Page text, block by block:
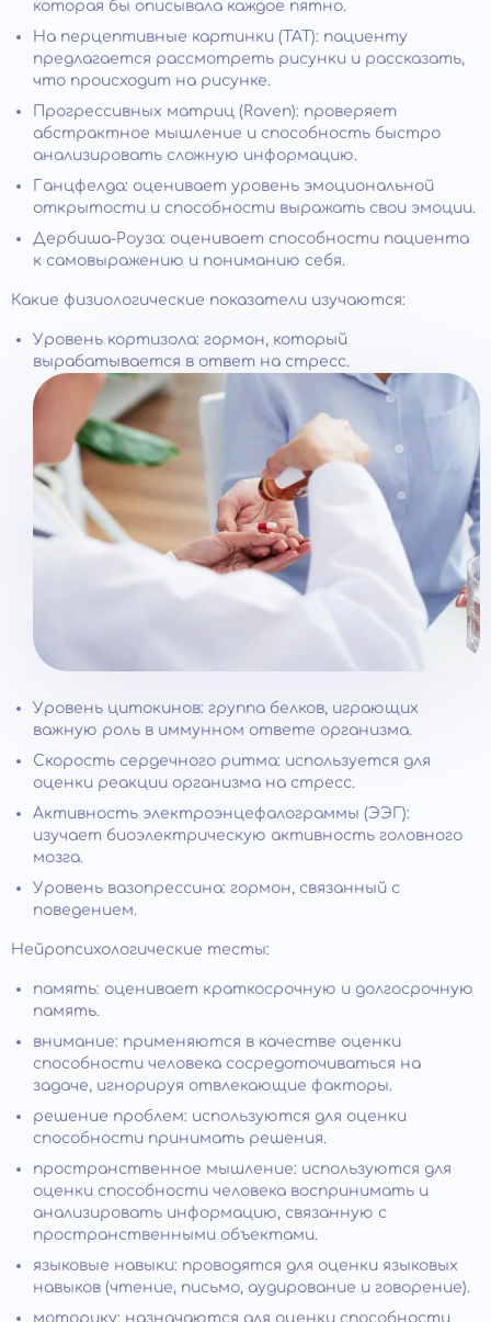
которая бы описывала каждое пятно.
На перцептивные картинки (TAT): пациенту
предлагается рассмотреть рисунки и рассказать,
что происходит на рисунке.
Прогрессивных матриц (Raven): проверяет
абстрактное мышление и способность быстро
анализировать сложную информацию.
Ганцфелда: оценивает уровень эмоциональной
открытости и способности выражать свои эмоции.
Дербиша-Роуза: оценивает способности пациента
к самовыражению и пониманию себя.
Какие физиологические показатели изучаются:
Уровень кортизола: гормон, который
вырабатывается в ответ на стресс.
Уровень цитокинов: группа белков, играющих
важную роль в иммунном ответе организма.
Скорость сердечного ритма: используется для
оценки реакции организма на стресс.
Активность электроэнцефалограммы (ЭЭГ):
изучает биоэлектрическую активность головного
мозга.
Уровень вазопрессина: гормон, связанный с
поведением.
Нейропсихологические тесты:
память: оценивает краткосрочную и долгосрочную
память.
внимание: применяются в качестве оценки
способности человека сосредоточиваться на
задаче, игнорируя отвлекающие факторы.
решение проблем: используются для оценки
способности принимать решения.
пространственное мышление: используются для
оценки способности человека воспринимать и
анализировать информацию, связанную с
пространственными объектами.
языковые навыки: проводятся для оценки языковых
навыков (чтение, письмо, аудирование и говорение).
моторику: назначаются для оценки способности